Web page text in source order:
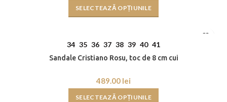
SELECTEAZĂ OPȚIUNILE
34 35 36 37 38 39 40 41
Sandale Cristiano Rosu, toc de 8 cm cui
lei
SELECTEAZĂ OPȚIUNILE